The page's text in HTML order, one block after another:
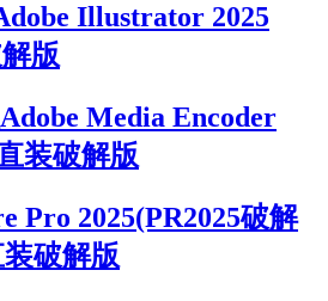
Illustrator 2025
版
Media Encoder
装破解版
Pro 2025(PR2025破解
装破解版